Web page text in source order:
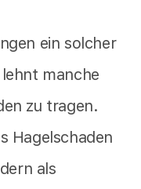
ein solcher
manche
zu tragen.
Hagelschaden
als